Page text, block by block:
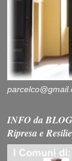
INFO da
Ripresa e